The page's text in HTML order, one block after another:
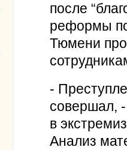
после
реформы
Тюмени
-
совершал,
в
Анализ